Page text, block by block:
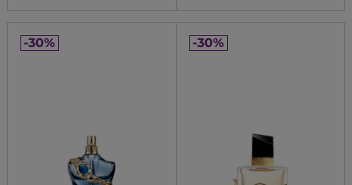
-30% -30%